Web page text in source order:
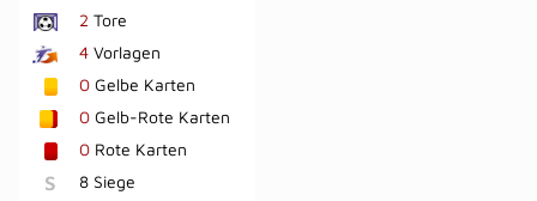
2 Tore
4 Vorlagen
0 Gelbe Karten
0 Gelb-Rote Karten
0 Rote Karten
S 8 Siege